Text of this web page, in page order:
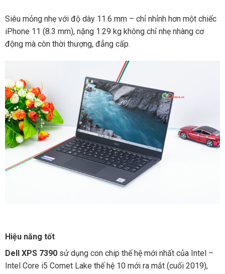
Siêu mỏng nhẹ với độ dày 11.6 mm – chỉ nhỉnh hơn một chiếc
iPhone 11 (8.3 mm), nặng 1.29 kg không chỉ nhẹ nhàng cơ
động mà còn thời thượng, đẳng cấp.
Hiệu năng tốt
Dell XPS 7390sử dụng con chip thế hệ mới nhất của Intel –
Intel Core i5 Comet Lake thế hệ 10 mới ra mắt (cuối 2019),